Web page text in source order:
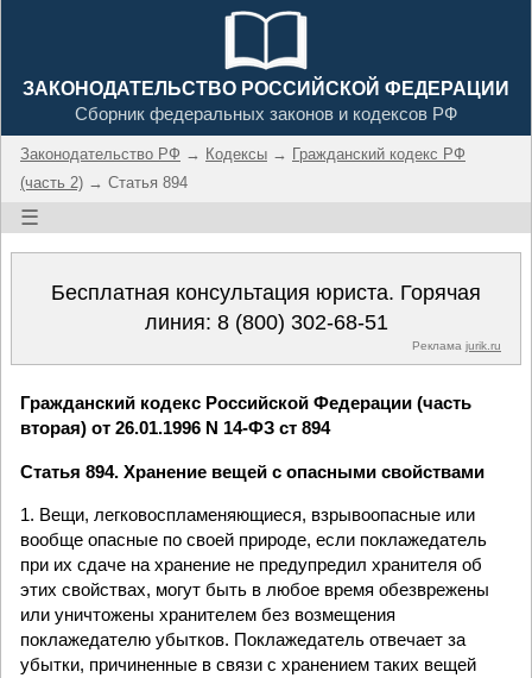
ЗАКОНОДАТЕЛЬСТВО РОССИЙСКОЙ ФЕДЕРАЦИИ
Сборник федеральных законов и кодексов РФ
Законодательство РФ → Кодексы → Гражданский кодекс РФ
(часть 2) → Статья 894
☰
Бесплатная консультация юриста. Горячая
линия: 8 (800) 302-68-51
Реклама jurik.ru
Гражданский кодекс Российской Федерации (часть
вторая) от 26.01.1996 N 14-ФЗ ст 894
Статья 894. Хранение вещей с опасными свойствами
1. Вещи, легковоспламеняющиеся, взрывоопасные или
вообще опасные по своей природе, если поклажедатель
при их сдаче на хранение не предупредил хранителя об
этих свойствах, могут быть в любое время обезврежены
или уничтожены хранителем без возмещения
поклажедателю убытков. Поклажедатель отвечает за
убытки, причиненные в связи с хранением таких вещей